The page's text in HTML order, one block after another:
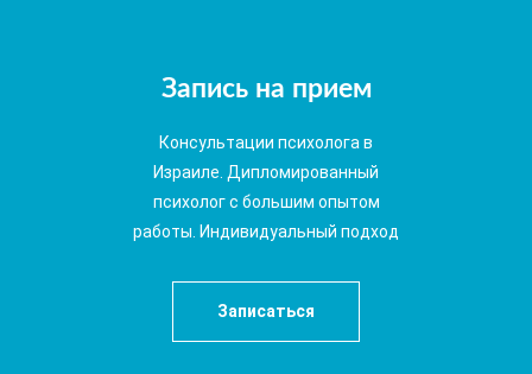
Запись на прием
Консультации психолога в
Израиле. Дипломированный
психолог с большим опытом
работы. Индивидуальный подход
Записаться